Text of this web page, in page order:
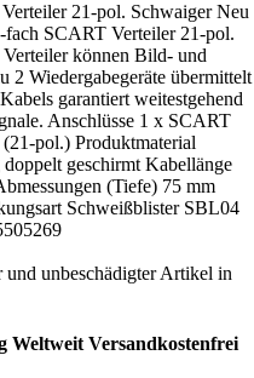
21-pol. Schwaiger Neu
SCART Verteiler 21-pol.
können Bild- und
2 Wiedergabegeräte übermittelt
garantiert weitestgehend
Anschlüsse 1 x SCART
pol.) Produktmaterial
geschirmt Kabellänge
(Tiefe) 75 mm
Schweißblister SBL04
unbeschädigter Artikel in
Weltweit Versandkostenfrei